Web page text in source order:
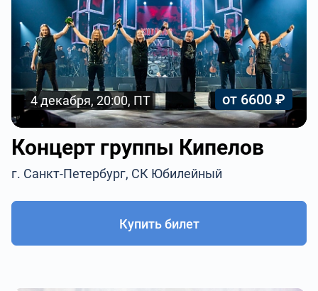
4 декабря, 20:00, ПТ от 6600 ₽
Концерт группы Кипелов
г. Санкт-Петербург, СК Юбилейный
Купить билет